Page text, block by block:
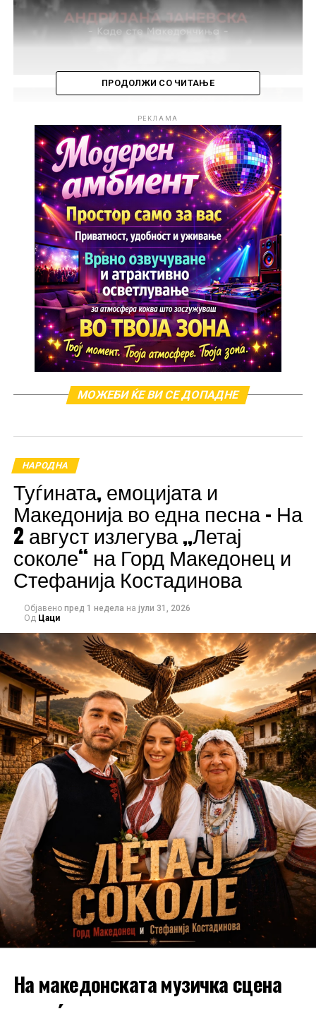
во 1987 година на Фолк фест Валандово, е дело на
Бранко Ѓоргиевски-Кецовски и претставува музички
споменик за егзодусот на Македонците од Егејскиот
дел на Македонија. Со своите зборови, песната ја
пренесува болката на генерации кои биле
присилени да ги напуштат своите домови, но и
неизгасливата љубов кон татковината.
ПРОДОЛЖИ СО ЧИТАЊЕ
РЕКЛАМА
МОЖЕБИ ЌЕ ВИ СЕ ДОПАДНЕ
НАРОДНА
Туѓината, емоцијата и
Македонија во една песна – На
2 август излегува „Летај
соколе“ на Горд Македонец и
Стефанија Костадинова
Објавено пред 1 недела на јули 31, 2026
Од Цаци
На македонската музичка сцена